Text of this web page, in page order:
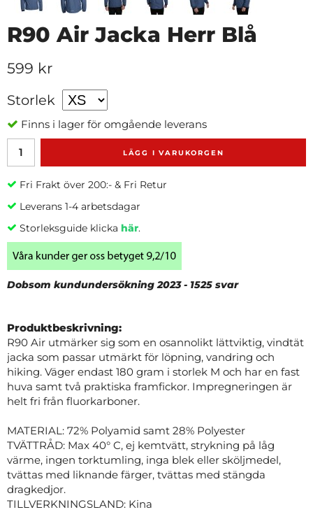
R90 Air Jacka Herr Blå
599 kr
Storlek
Finns i lager för omgående leverans
LÄGG I VARUKORGEN
Fri Frakt över 200:- & Fri Retur
Leverans 1-4 arbetsdagar
Storleksguide klicka här.
Dobsom kundundersökning 2023 - 1525 svar
Produktbeskrivning:
R90 Air utmärker sig som en osannolikt lättviktig, vindtät
jacka som passar utmärkt för löpning, vandring och
hiking. Väger endast 180 gram i storlek M och har en fast
huva samt två praktiska framfickor. Impregneringen är
helt fri från fluorkarboner.
MATERIAL: 72% Polyamid samt 28% Polyester
TVÄTTRÅD: Max 40° C, ej kemtvätt, strykning på låg
värme, ingen torktumling, inga blek eller sköljmedel,
tvättas med liknande färger, tvättas med stängda
dragkedjor.
TILLVERKNINGSLAND: Kina